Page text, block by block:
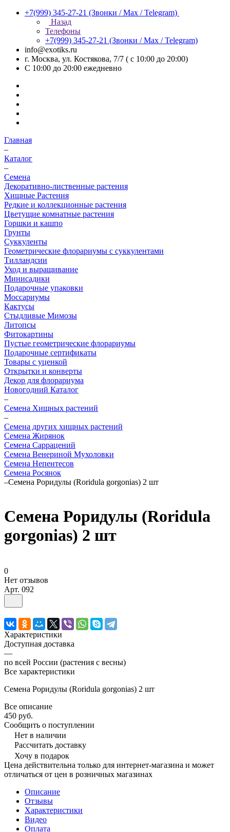
+7(999) 345-27-21 (Звонки / Max / Telegram)
Назад
Телефоны
+7(999) 345-27-21 (Звонки / Max / Telegram)
info@exotiks.ru
г. Москва, ул. Костякова, 7/7 ( с 10:00 до 20:00)
С 10:00 до 20:00 ежедневно
Главная
–
Каталог
–
Семена
Декоративно-лиственные растения
Хищные Растения
Редкие и коллекционные растения
Цветущие комнатные растения
Горшки и кашпо
Грунты
Суккуленты
Геометрические флорариумы с суккулентами
Тилландсии
Уход и выращивание
Минисадики
Подарочные упаковки
Моссариумы
Кактусы
Стыдливые Мимозы
Литопсы
Фитокартины
Пустые геометрические флорариумы
Подарочные сертификаты
Товары с уценкой
Открытки и конверты
Декор для флорариума
Новогодний Каталог
–
Семена Хищных растений
–
Семена других хищных растений
Семена Жирянок
Семена Саррацений
Семена Венериной Мухоловки
Семена Непентесов
Семена Росянок
–Семена Роридулы (Roridula gorgonias) 2 шт
Семена Роридулы (Roridula
gorgonias) 2 шт
0
Нет отзывов
Арт. 092
Характеристики
Доступная доставка
—
по всей России (растения с весны)
Все характеристики
Семена Роридулы (Roridula gorgonias) 2 шт
Все описание
450 руб.
Сообщить о поступлении
Нет в наличии
Рассчитать доставку
Хочу в подарок
Цена действительна только для интернет-магазина и может
отличаться от цен в розничных магазинах
Описание
Отзывы
Характеристики
Видео
Оплата